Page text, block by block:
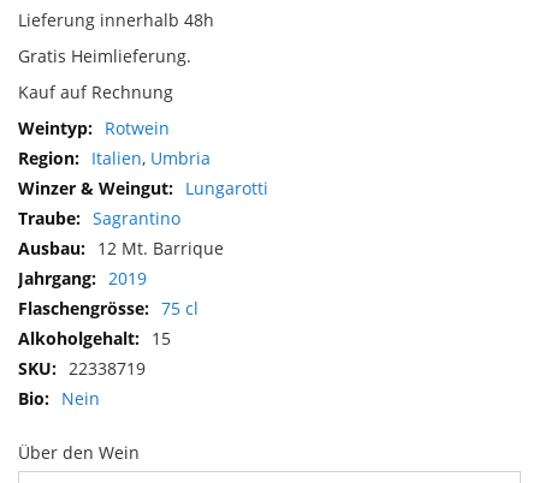
Lieferung innerhalb 48h
Gratis Heimlieferung.
Kauf auf Rechnung
Mehr
Informationen
Rotwein
Italien, Umbria
Lungarotti
Sagrantino
12 Mt. Barrique
2019
75 cl
15
22338719
Nein
Über den Wein